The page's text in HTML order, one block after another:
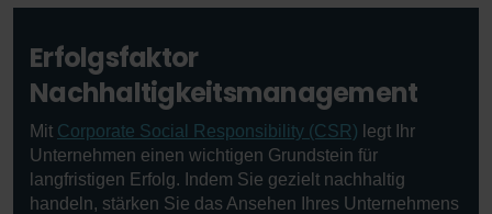
Erfolgsfaktor
Nachhaltigkeitsmanagement
Mit Corporate Social Responsibility (CSR) legt Ihr
Unternehmen einen wichtigen Grundstein für
langfristigen Erfolg. Indem Sie gezielt nachhaltig
handeln, stärken Sie das Ansehen Ihres Unternehmens